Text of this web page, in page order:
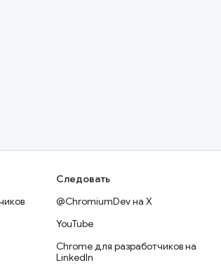
Следовать
@ChromiumDev на X
YouTube
Chrome для разработчиков на
LinkedIn